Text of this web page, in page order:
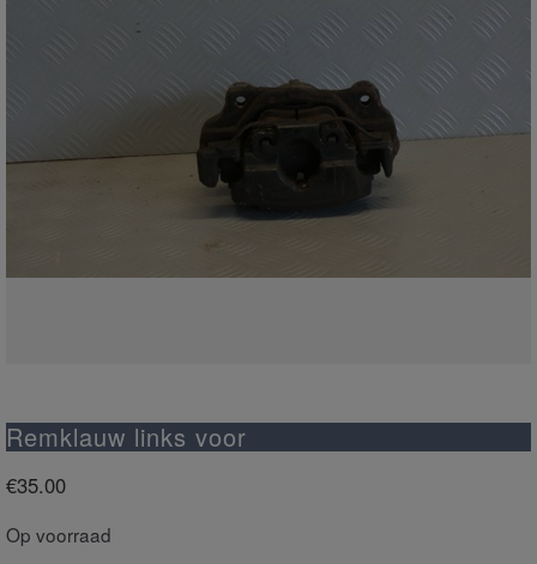
Remklauw links voor
€35.00
Op voorraad